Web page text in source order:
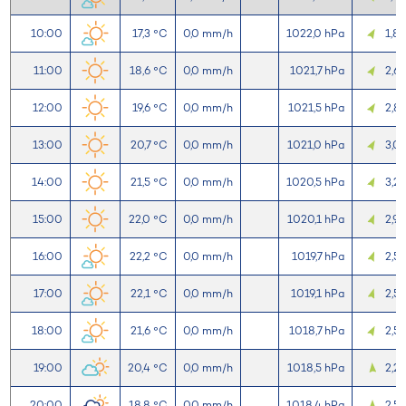
10:00 17,3 °C 0,0 mm/h 1022,0 hPa 1,8
11:00 18,6 °C 0,0 mm/h 1021,7 hPa 2,6
12:00 19,6 °C 0,0 mm/h 1021,5 hPa 2,8
13:00 20,7 °C 0,0 mm/h 1021,0 hPa 3,0
14:00 21,5 °C 0,0 mm/h 1020,5 hPa 3,2
15:00 22,0 °C 0,0 mm/h 1020,1 hPa 2,9
16:00 22,2 °C 0,0 mm/h 1019,7 hPa 2,5
17:00 22,1 °C 0,0 mm/h 1019,1 hPa 2,5
18:00 21,6 °C 0,0 mm/h 1018,7 hPa 2,5
19:00 20,4 °C 0,0 mm/h 1018,5 hPa 2,2